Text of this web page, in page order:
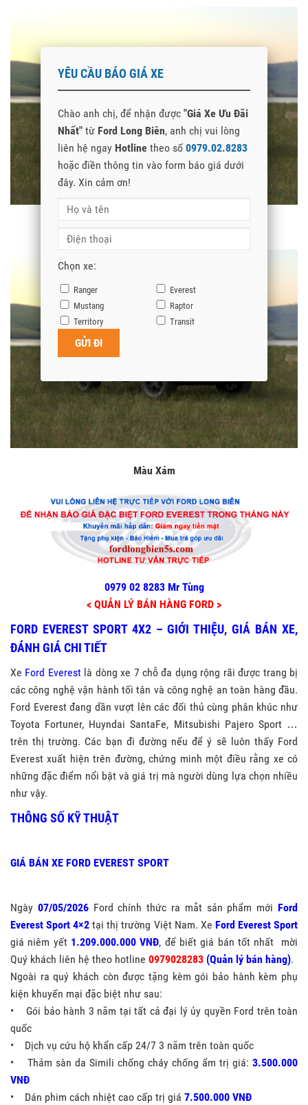
MàuTrắng
Màu Xám
0979 02 8283 Mr Tùng
< QUẢN LÝ BÁN HÀNG FORD >
FORD EVEREST SPORT 4X2 – GIỚI THIỆU, GIÁ BÁN XE,
ĐÁNH GIÁ CHI TIẾT
Xe Ford Everestlà dòng xe 7 chỗ đa dụng rộng rãi được trang bị
các công nghệ vận hành tối tân và công nghệ an toàn hàng đầu.
Ford Everest đang dần vượt lên các đối thủ cùng phân khúc như
Toyota Fortuner, Huyndai SantaFe, Mitsubishi Pajero Sport …
trên thị trường. Các bạn đi đường nếu để ý sẽ luôn thấy Ford
Everest xuất hiện trên đường, chứng minh một điều rằng xe có
những đặc điểm nổi bật và giá trị mà người dùng lựa chọn nhiều
như vậy.
THÔNG SỐ KỸ THUẬT
GIÁ BÁN XE FORD EVEREST SPORT
Ngày 07/05/2026Ford chính thức ra mắt sản phẩm mới Ford
Everest Sport 4×2 tại thị trường Việt Nam. Xe Ford Everest Sport
giá niêm yết 1.209.000.000 VNĐ, để biết giá bán tốt nhất mời
Quý khách liên hệ theo hotline 0979028283 (Quản lý bán hàng).
Ngoài ra quý khách còn được tặng kèm gói bảo hành kèm phụ
kiện khuyến mại đặc biệt như sau:
• Gói bảo hành 3 năm tại tất cả đại lý ủy quyền Ford trên toàn
quốc
• Dịch vụ cứu hộ khẩn cấp 24/7 3 năm trên toàn quốc
• Thảm sàn da Simili chống cháy chống ẩm trị giá: 3.500.000
VNĐ
• Dán phim cách nhiệt cao cấp trị giá 7.500.000 VNĐ
YÊU CẦU BÁO GIÁ XE
Chào anh chị, để nhận được "Giá Xe Ưu Đãi
Nhất" từ Ford Long Biên, anh chị vui lòng
liên hệ ngay Hotline theo số 0979.02.8283
hoặc điền thông tin vào form báo giá dưới
đây. Xin cảm ơn!
Chọn xe:
Ranger
Everest
Mustang
Raptor
Territory
Transit